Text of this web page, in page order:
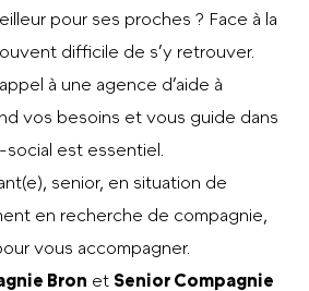
pour ses proches ? Face à la
difficile de s’y retrouver.
à une agence d’aide à
vos besoins et vous guide dans
est essentiel.
senior, en situation de
en recherche de compagnie,
vous accompagner.
Bron et Senior Compagnie